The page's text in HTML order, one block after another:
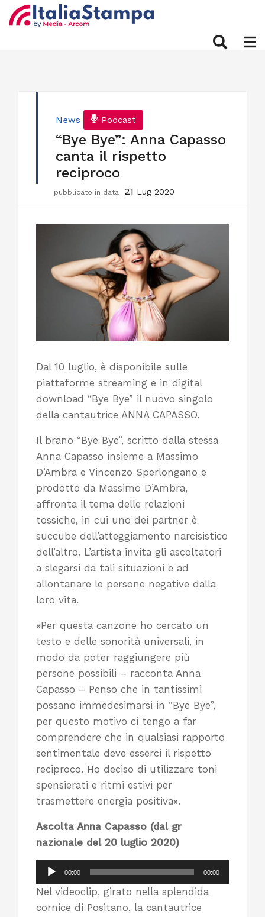
News Podcast
“Bye Bye”: Anna Capasso
canta il rispetto
reciproco
pubblicato in data 21 Lug 2020
Dal 10 luglio, è disponibile sulle
piattaforme streaming e in digital
download “Bye Bye” il nuovo singolo
della cantautrice ANNA CAPASSO.
Il brano “Bye Bye”, scritto dalla stessa
Anna Capasso insieme a Massimo
D’Ambra e Vincenzo Sperlongano e
prodotto da Massimo D’Ambra,
affronta il tema delle relazioni
tossiche, in cui uno dei partner è
succube dell’atteggiamento narcisistico
dell’altro. L’artista invita gli ascoltatori
a slegarsi da tali situazioni e ad
allontanare le persone negative dalla
loro vita.
«Per questa canzone ho cercato un
testo e delle sonorità universali, in
modo da poter raggiungere più
persone possibili – racconta Anna
Capasso – Penso che in tantissimi
possano immedesimarsi in “Bye Bye”,
per questo motivo ci tengo a far
comprendere che in qualsiasi rapporto
sentimentale deve esserci il rispetto
reciproco. Ho deciso di utilizzare toni
spensierati e ritmi estivi per
trasmettere energia positiva».
Ascolta Anna Capasso (dal gr
nazionale del 20 luglio 2020)
Audio
Player
00:00 00:00
Nel videoclip, girato nella splendida
cornice di Positano, la cantautrice